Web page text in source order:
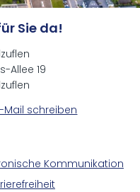
Sie da!
Allee 19
Mail schreiben
Kommunikation